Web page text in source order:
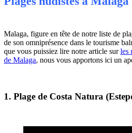
Malaga, figure en tête de notre liste de
de son omniprésence dans le tourisme
que vous puissiez lire notre article surles
de Malaga, nous vous apportons ici un
1. Plage de Costa Natura